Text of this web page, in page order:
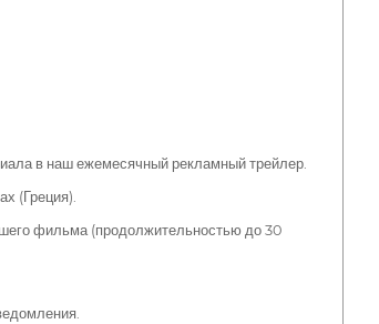
в наш ежемесячный рекламный трейлер.
(Греция).
фильма (продолжительностью до 30